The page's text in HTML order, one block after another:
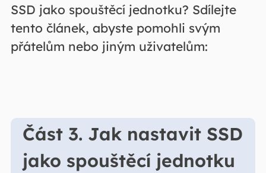
SSD jako spouštěcí jednotku? Sdílejte
tento článek, abyste pomohli svým
přátelům nebo jiným uživatelům:
Část 3. Jak nastavit SSD
jako spouštěcí jednotku